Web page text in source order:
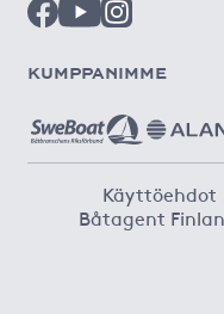
KUMPPANIMME
Käyttöehdot
Båtagent